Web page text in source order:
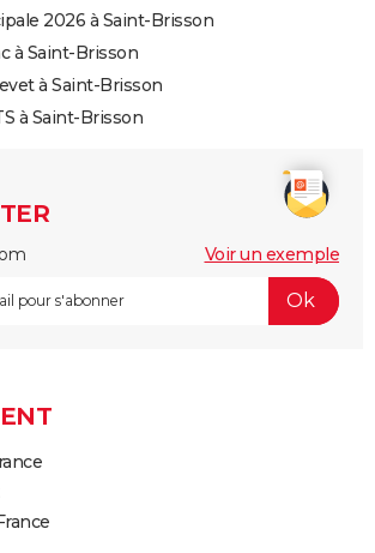
2026 à Saint-Brisson
à Saint-Brisson
à Saint-Brisson
à Saint-Brisson
Voir un exemple